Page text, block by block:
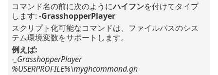
コマンド名の前に次のようにハイフンを付けてタイプ
します: -GrasshopperPlayer
スクリプト化可能なコマンドは、ファイルパスのシス
テム環境変数をサポートします。
例えば:
-_GrasshopperPlayer
%USERPROFILE%\myghcommand.gh